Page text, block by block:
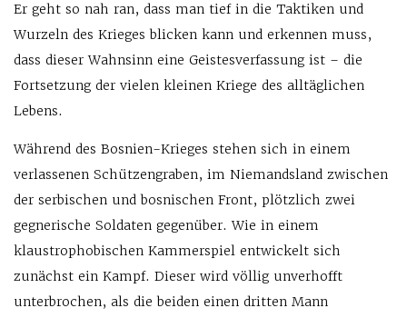
Er geht so nah ran, dass man tief in die Taktiken und
Wurzeln des Krieges blicken kann und erkennen muss,
dass dieser Wahnsinn eine Geistesverfassung ist – die
Fortsetzung der vielen kleinen Kriege des alltäglichen
Lebens.
Während des Bosnien-Krieges stehen sich in einem
verlassenen Schützengraben, im Niemandsland zwischen
der serbischen und bosnischen Front, plötzlich zwei
gegnerische Soldaten gegenüber. Wie in einem
klaustrophobischen Kammerspiel entwickelt sich
zunächst ein Kampf. Dieser wird völlig unverhofft
unterbrochen, als die beiden einen dritten Mann